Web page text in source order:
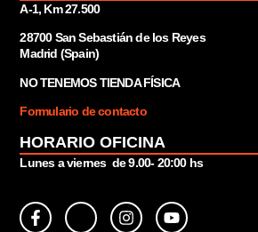
A-1, Km 27.500
28700 San Sebastián de los Reyes
Madrid (Spain)
NO TENEMOS TIENDA FÍSICA
Formulario de contacto
HORARIO OFICINA
Lunes a viernes de 9.00- 20:00 hs